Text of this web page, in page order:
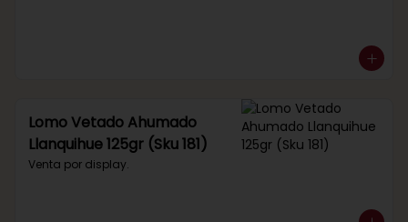
Lomo Vetado Ahumado
Llanquihue 125gr (Sku 181)
Venta por display.